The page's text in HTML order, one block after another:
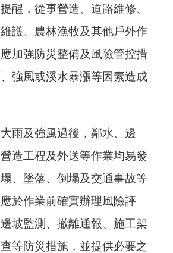
醒，從事營造、道路維修、
護、農林漁牧及其他戶外作
加強防災整備及風險管控措
強風或溪水暴漲等因素造成
雨及強風過後，鄰水、邊
造工程及外送等作業均易發
、墜落、倒塌及交通事故等
於作業前確實辦理風險評
坡監測、撤離通報、施工架
等防災措施，並提供必要之